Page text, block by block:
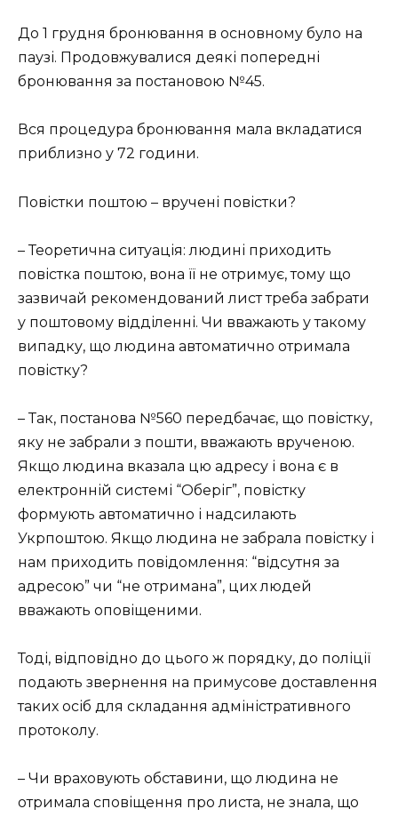
До 1 грудня бронювання в основному було на
паузі. Продовжувалися деякі попередні
бронювання за постановою №45.
Вся процедура бронювання мала вкладатися
приблизно у 72 години.
Повістки поштою – вручені повістки?
– Теоретична ситуація: людині приходить
повістка поштою, вона її не отримує, тому що
зазвичай рекомендований лист треба забрати
у поштовому відділенні. Чи вважають у такому
випадку, що людина автоматично отримала
повістку?
– Так, постанова №560 передбачає, що повістку,
яку не забрали з пошти, вважають врученою.
Якщо людина вказала цю адресу і вона є в
електронній системі “Оберіг”, повістку
формують автоматично і надсилають
Укрпоштою. Якщо людина не забрала повістку і
нам приходить повідомлення: “відсутня за
адресою” чи “не отримана”, цих людей
вважають оповіщеними.
Тоді, відповідно до цього ж порядку, до поліції
подають звернення на примусове доставлення
таких осіб для складання адміністративного
протоколу.
– Чи враховують обставини, що людина не
отримала сповіщення про листа, не знала, що